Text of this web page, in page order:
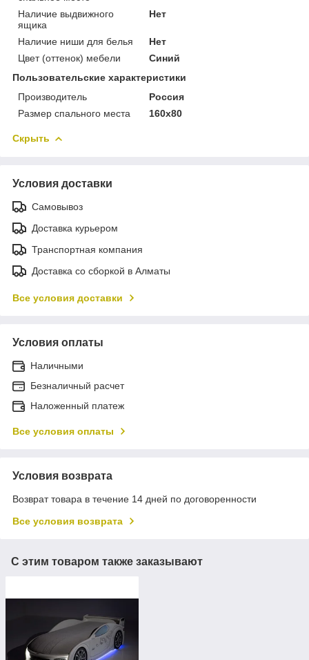
Наличие выдвижного
ящика
Нет
Наличие ниши для белья
Нет
Цвет (оттенок) мебели
Синий
Пользовательские характеристики
Производитель
Россия
Размер спального места
160х80
Скрыть
Условия доставки
Самовывоз
Доставка курьером
Транспортная компания
Доставка со сборкой в Алматы
Все условия доставки
Условия оплаты
Наличными
Безналичный расчет
Наложенный платеж
Все условия оплаты
Условия возврата
Возврат товара в течение 14 дней по договоренности
Все условия возврата
С этим товаром также заказывают